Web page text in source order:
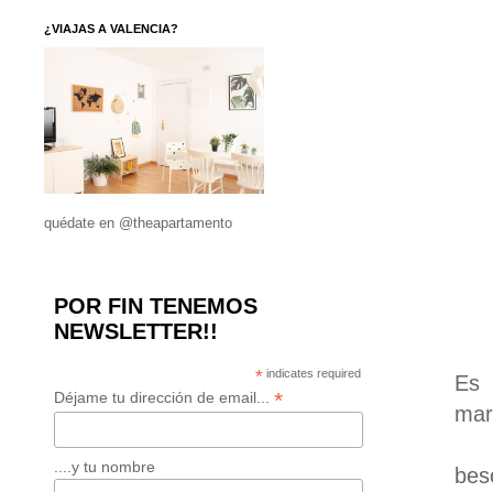
Es
¿VIAJAS A VALENCIA?
quédate en @theapartamento
POR FIN TENEMOS
NEWSLETTER!!
* indicates required
Déjame tu dirección de email... *
....y tu nombre